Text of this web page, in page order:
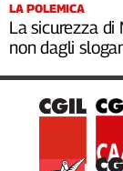
LA POLEMICA
La sicurezza di
non dagli